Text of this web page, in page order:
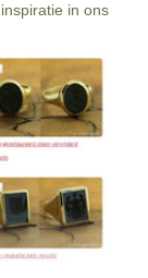
in ons